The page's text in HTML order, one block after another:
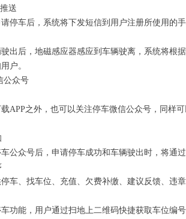
送
停车后，系统将下发短信到用户注册所使用的
出后，地磁感应器感应到车辆驶离，系统将根
户。
公众号
APP之外，也可以关注停车微信公众号，同样
公众号后，申请停车成功和车辆驶出时，将通
车、找车位、充值、欠费补缴、建议反馈、违
功能，用户通过扫地上二维码快捷获取车位编